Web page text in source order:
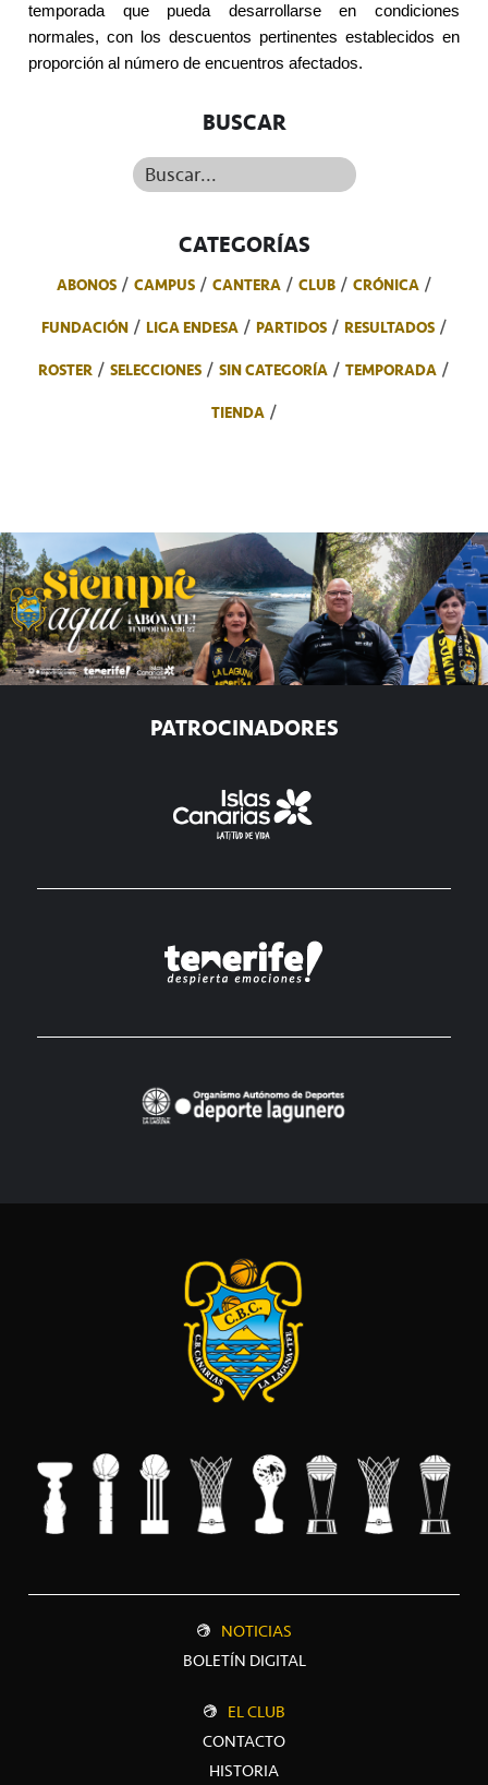
temporada que pueda desarrollarse en condiciones
normales, con los descuentos pertinentes establecidos en
proporción al número de encuentros afectados.
BUSCAR
Buscar...
CATEGORÍAS
ABONOS CAMPUS CANTERA CLUB
CRÓNICA
FUNDACIÓN
LIGA ENDESA PARTIDOS
RESULTADOS
ROSTER
SELECCIONES SIN CATEGORÍA
TEMPORADA
TIENDA
PATROCINADORES
NOTICIAS
BOLETÍN DIGITAL
EL CLUB
CONTACTO
HISTORIA